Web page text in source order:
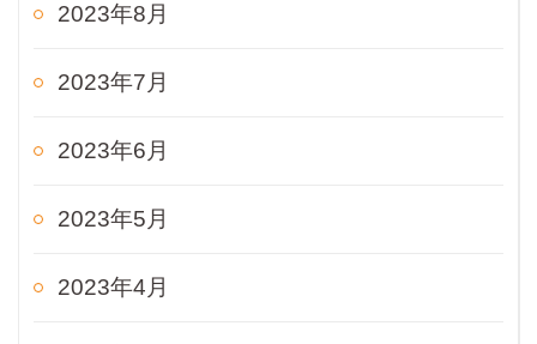
2023年8月
2023年7月
2023年6月
2023年5月
2023年4月